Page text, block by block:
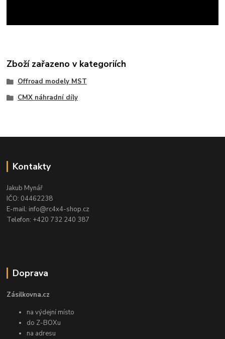
Zboží zařazeno v kategoriích
Offroad modely MST
CMX náhradní díly
Kontakty
Jakub Mynář
IČO: 04462238
E-mail: info@rc4x4-shop.cz
Telefon: +420 732 240 387
Doprava
Zásilkovna.cz
na výdejní místo
do Z-BOXu
na adresu